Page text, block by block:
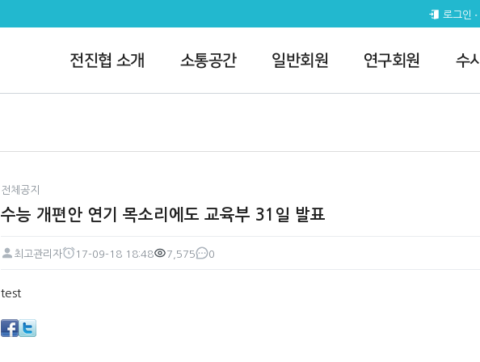
로그인
전진협 소개 소통공간 일반회원 연구회원 수
전체공지
수능 개편안 연기 목소리에도 교육부 31일 발표
페이지 정보
최고관리자
17-09-18 18:48
7,575
0
본문
test